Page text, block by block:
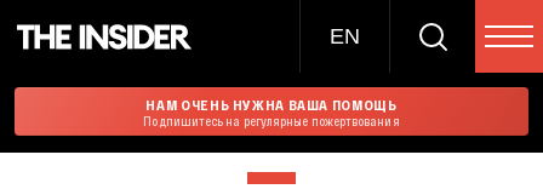
EN
НАМ ОЧЕНЬ НУЖНА ВАША ПОМОЩЬ
Подпишитесь на регулярные пожертвования